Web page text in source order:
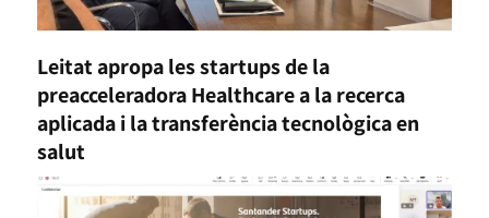
Leitat apropa les startups de la
preacceleradora Healthcare a la recerca
aplicada i la transferència tecnològica en
salut